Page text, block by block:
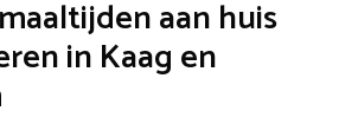
aan huis
in Kaag en